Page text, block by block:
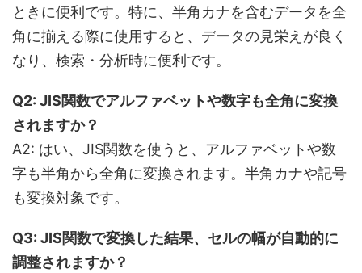
ときに便利です。特に、半角カナを含むデータを全
角に揃える際に使用すると、データの見栄えが良く
なり、検索・分析時に便利です。
Q2: JIS関数でアルファベットや数字も全角に変換
されますか？
A2: はい、JIS関数を使うと、アルファベットや数
字も半角から全角に変換されます。半角カナや記号
も変換対象です。
Q3: JIS関数で変換した結果、セルの幅が自動的に
調整されますか？